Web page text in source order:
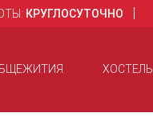
КРУГЛОСУТОЧНО
ХОСТЕЛЫ